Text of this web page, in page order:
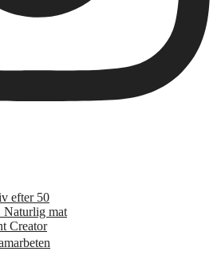
efter 50
mat
Creator